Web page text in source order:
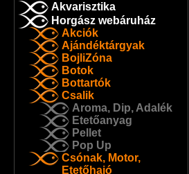
Akvarisztika
Horgász webáruház
Akciók
Ajándéktárgyak
BojliZóna
Botok
Bottartók
Csalik
Aroma, Dip, Adalék
Etetőanyag
Pellet
Pop Up
Csónak, Motor,
Etetőhajó